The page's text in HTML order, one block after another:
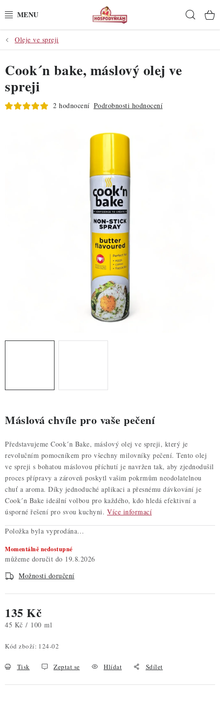
na
POTŘEBY
POMŮCKY
SUROVINY
Hodnocení obchodu
Blog
Moje objednávka
Oleje ve spreji
Máslová chvíle pro vaše pečení
Představujeme Cook´n Bake, máslový olej ve spreji, který je
revolučním pomocníkem pro všechny milovníky pečení. Tento olej
ve spreji s bohatou máslovou příchutí je navržen tak, aby zjednodušil
proces přípravy a zároveň poskytl vašim pokrmům neodolatelnou
chuť a aroma. Díky jednoduché aplikaci a přesnému dávkování je
Cook´n Bake ideální volbou pro každého, kdo hledá efektivní a
úsporné řešení pro svou kuchyni. Více informací
Položka byla vyprodána…
Momentálně nedostupné
19.8.2026
Možnosti doručení
135 Kč
Měrná cena:
45 Kč / 100 ml
Kód zboží: 124-02
Tisk Zeptat se Hlídat Sdílet
Cook´n bake, máslový olej ve
spreji
2 hodnocení Podrobnosti hodnocení